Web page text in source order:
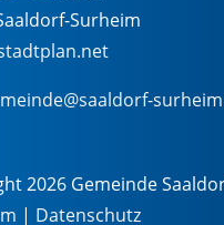
Surheim
2026 Gemeinde
| Datenschutz